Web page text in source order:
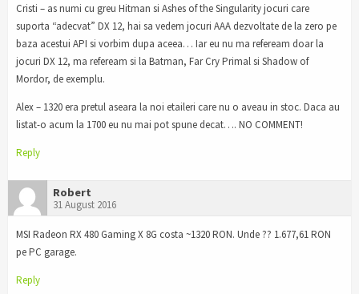
Cristi – as numi cu greu Hitman si Ashes of the Singularity jocuri care
suporta “adecvat” DX 12, hai sa vedem jocuri AAA dezvoltate de la zero pe
baza acestui API si vorbim dupa aceea… Iar eu nu ma refeream doar la
jocuri DX 12, ma refeream si la Batman, Far Cry Primal si Shadow of
Mordor, de exemplu.
Alex – 1320 era pretul aseara la noi etaileri care nu o aveau in stoc. Daca au
listat-o acum la 1700 eu nu mai pot spune decat…. NO COMMENT!
Reply
Robert
31 August 2016
MSI Radeon RX 480 Gaming X 8G costa ~1320 RON. Unde ?? 1.677,61 RON
pe PC garage.
Reply